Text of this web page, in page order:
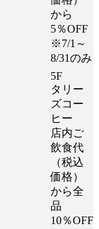
から
5％OFF
※7/1～
8/31のみ
5F
タリー
ズコー
ヒー
店内ご
飲食代
（税込
価格）
から全
品
10％OFF